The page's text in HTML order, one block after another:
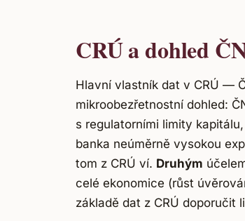
CRÚ a dohled
Hlavní vlastník dat v CRÚ —
mikroobezřetnostní dohled:
s regulatorními limity
banka neúměrně vysokou
tom z CRÚ ví. Druhým
celé ekonomice (růst
základě dat z CRÚ doporučit